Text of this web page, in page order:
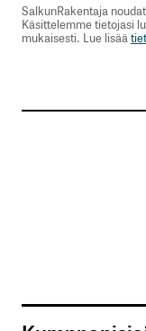
SalkunRakentaja
Käsittelemme tietojasi
mukaisesti. Lue lisää